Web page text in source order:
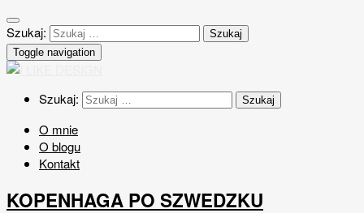
Szukaj:
Toggle navigation
Szukaj:
O mnie
O blogu
Kontakt
KOPENHAGA PO SZWEDZKU